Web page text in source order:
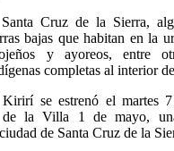
Cruz de la Sierra,
bajas que habitan en la
y ayoreos, entre
completas al interior
se estrenó el martes
de la Villa 1 de mayo,
de Santa Cruz de la